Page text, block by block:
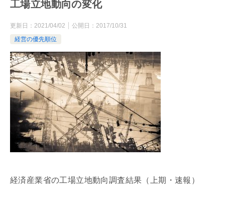
工場立地動向の変化
更新日： 2021/04/02 公開日： 2017/10/31
経営の優先順位
経済産業省の工場立地動向調査結果（上期・速報）